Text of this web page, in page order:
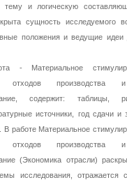
тему и логическую
сущность исследуемого
положения и ведущие идеи
- Материальное
отходов производства
содержит: таблицы,
источники, год сдачи и
В работе Материальное
отходов производства
(Экономика отрасли)
исследования, отражается